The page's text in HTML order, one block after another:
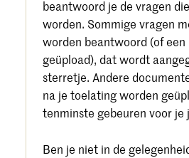
beantwoord je de vragen
worden. Sommige vragen
worden beantwoord (of
geüpload), dat wordt
sterretje. Andere
na je toelating worden
tenminste gebeuren voor je
Ben je niet in de